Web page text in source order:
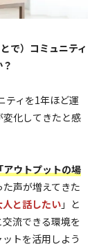
で）コミュニティ
ティを1年ほど運
化してきたと感
ウトプットの場
た声が増えてきた
人と話したい」と
流できる環境を
トを活用しよう